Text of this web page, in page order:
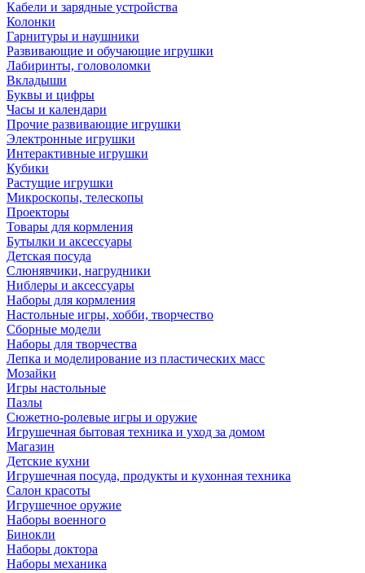
Кабели и зарядные устройства
Колонки
Гарнитуры и наушники
Развивающие и обучающие игрушки
Лабиринты, головоломки
Вкладыши
Буквы и цифры
Часы и календари
Прочие развивающие игрушки
Электронные игрушки
Интерактивные игрушки
Кубики
Растущие игрушки
Микроскопы, телескопы
Проекторы
Товары для кормления
Бутылки и аксессуары
Детская посуда
Слюнявчики, нагрудники
Ниблеры и аксессуары
Наборы для кормления
Настольные игры, хобби, творчество
Сборные модели
Наборы для творчества
Лепка и моделирование из пластических масс
Мозайки
Игры настольные
Пазлы
Сюжетно-ролевые игры и оружие
Игрушечная бытовая техника и уход за домом
Магазин
Детские кухни
Игрушечная посуда, продукты и кухонная техника
Салон красоты
Игрушечное оружие
Наборы военного
Бинокли
Наборы доктора
Наборы механика